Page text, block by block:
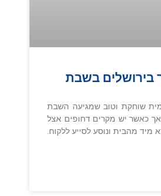
בירושלים בשבת
שוחקת וטוב שמגיעה השבת
כאשר יש מקרים דחופים אצל
מיד מהבית ונוסע לסייע ללקוח.